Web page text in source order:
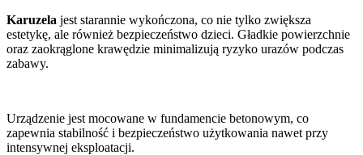
Karuzela jest starannie wykończona, co nie tylko zwiększa
estetykę, ale również bezpieczeństwo dzieci. Gładkie powierzchnie
oraz zaokrąglone krawędzie minimalizują ryzyko urazów podczas
zabawy.
Urządzenie jest mocowane w fundamencie betonowym, co
zapewnia stabilność i bezpieczeństwo użytkowania nawet przy
intensywnej eksploatacji.